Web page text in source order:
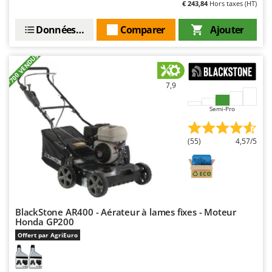
Pétrins à Spirale
Planteuses de pommes de terre pour tracteur
Plateaux de coupe pour tracteur
Plumeuses
Pompes d'irrigation à tracteur
Pompes de transfert
Pompes immergées électriques
Postes à souder
Poussoirs à saucisse
Presses à pellets
Pressoirs à fruits
Pressoirs à Raisin
Gardena
Garofalo
GeoTech
GeoTech Pro
Gierre
Ginko - MGM
Gipeco
GRAEF
Gre
GreenBay
Greenworks
€ 243,84Hors taxes (HT)
Ajouter
Comparer
Données techniques
+700 VENDUS 7,9
Semi-Pro
(55) 4,57/5
BlackStone AR400 - Aérateur à lames fixes - Moteur
Honda GP200
Offert par AgriEuro